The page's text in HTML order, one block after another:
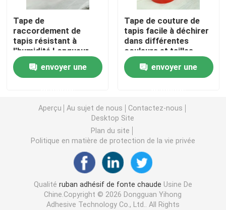
double bande dégrossie de mousse
Ruban adhésif de libération de bout droit
Blocs chauds de fonte
Double bande dégrossie de tissu
Plat flexographique montant des bandes
Ruban de transfert adhésif
Ruban adhésif démontable
Tape de
raccordement de
tapis résistant à
l'humidité Longueur
personnalisable
(1020/1240mm-
320um)
envoyer une
Tape de couture de
tapis facile à déchirer
dans différentes
couleurs et tailles
1020/1240 mm
envoyer une
Aperçu Au sujet de nous
Contactez-nous
Desktop Site
Plan du site
Politique en matière de protection de la vie privée
Qualité ruban adhésif de fonte chaude Usine De
Chine.Copyright © 2026 Dongguan Yihong
Adhesive Technology Co., Ltd.. All Rights